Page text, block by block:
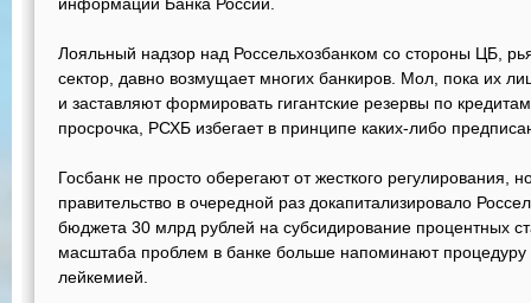
Лояльный надзор над Россельхозбанком со стороны ЦБ,
сектор, давно возмущает многих банкиров. Мол, пока их
и заставляют формировать гигантские резервы по
просрочка, РСХБ избегает в принципе каких-либо
Госбанк не просто оберегают от жесткого регулирования,
правительство в очередной раз докапитализировало
бюджета 30 млрд рублей на субсидирование процентных
масштаба проблем в банке больше напоминают процедуру
лейкемией.